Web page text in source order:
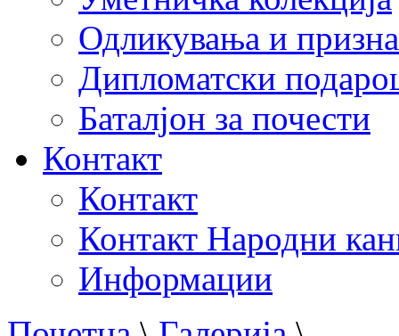
Одликувања и
Дипломатски
Баталјон за почести
Контакт
Контакт
Контакт Народни
Информации